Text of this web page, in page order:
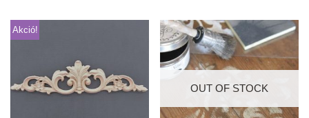
Akció!
OUT OF STOCK